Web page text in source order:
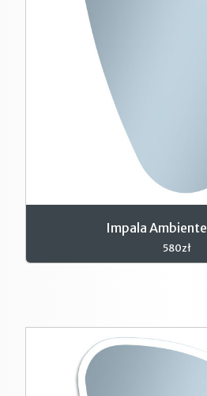
Impala Ambiente
580zł